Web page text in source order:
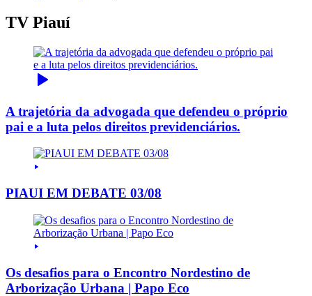
TV Piauí
A trajetória da advogada que defendeu o próprio
pai e a luta pelos direitos previdenciários.
PIAUI EM DEBATE 03/08
Os desafios para o Encontro Nordestino de
Arborização Urbana | Papo Eco